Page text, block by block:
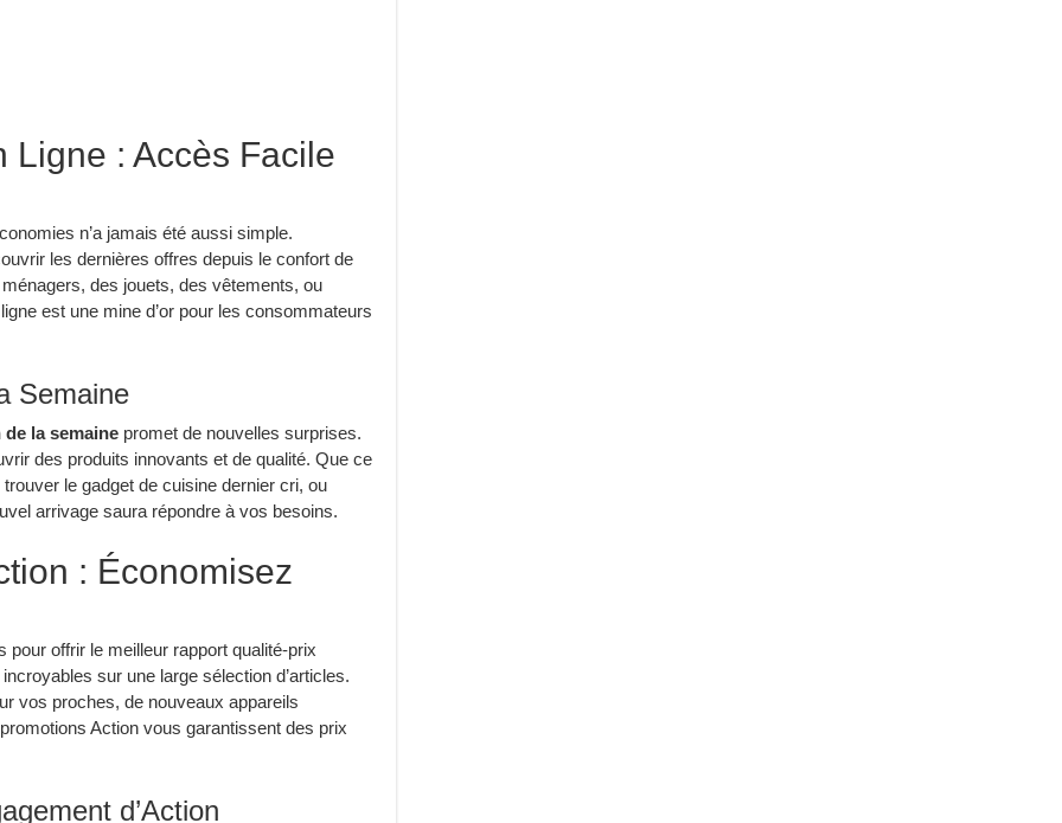
Ligne : Accès Facile
n’a jamais été aussi simple.
les dernières offres depuis le confort de
des jouets, des vêtements, ou
est une mine d’or pour les consommateurs
Semaine
la semaine promet de nouvelles surprises.
des produits innovants et de qualité. Que ce
le gadget de cuisine dernier cri, ou
arrivage saura répondre à vos besoins.
: Économisez
pour offrir le meilleur rapport qualité-prix
sur une large sélection d’articles.
vos proches, de nouveaux appareils
Action vous garantissent des prix
d’Action